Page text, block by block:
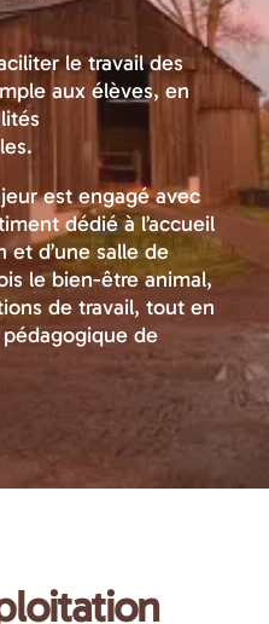
le travail des
aux élèves, en
est engagé avec
dédié à l’accueil
et d’une salle de
le bien-être animal,
de travail, tout en
de